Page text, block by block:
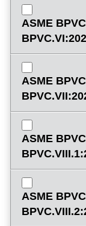
ASME
ASME
ASME
ASME